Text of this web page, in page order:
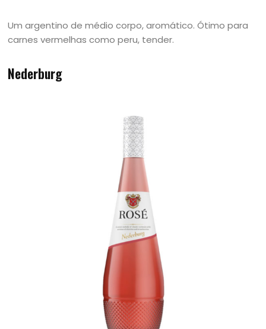
Um argentino de médio corpo, aromático. Ótimo para
carnes vermelhas como peru, tender.
Nederburg